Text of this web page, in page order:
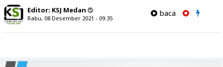
Editor: KSJ Medan
Rabu, 08 Desember 2021 - 09.35
baca